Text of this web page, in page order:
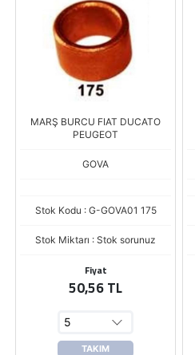
MARŞ BURCU FIAT DUCATO
PEUGEOT
GOVA
Stok Kodu : G-GOVA01 175
Stok Miktarı : Stok sorunuz
Fiyat
50,56 TL
TAKIM